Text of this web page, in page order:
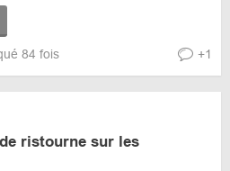
84 fois +1
ristourne sur les